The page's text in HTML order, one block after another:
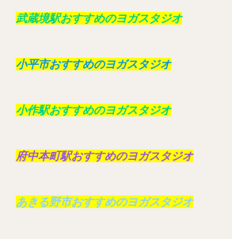
武蔵境駅おすすめのヨガスタジオ
小平市おすすめのヨガスタジオ
小作駅おすすめのヨガスタジオ
府中本町駅おすすめのヨガスタジオ
あきる野市おすすめのヨガスタジオ